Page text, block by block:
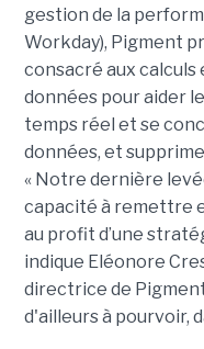
gestion de la
Workday), Pigment
consacré aux calculs
données pour aider
temps réel et se
données, et
« Notre dernière
capacité à remettre
au profit d’une
indique Eléonore
directrice de
d'ailleurs à pourvoir,